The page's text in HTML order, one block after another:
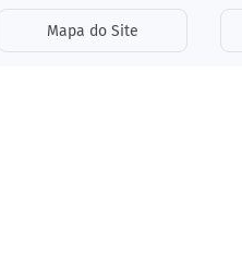
Mapa do Site